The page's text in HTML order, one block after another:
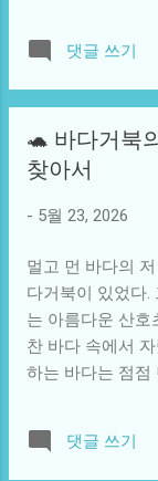
합니다. 이는 전
어 주며, 사람들
이야기는 이처럼
습니다. 현재의
해서 인기 있는
빗"에 등장하는
리즈에서의 드래
아이의 크레욜라
떠올리는 과정에
들었다. 그 순간
억들을 회상했다.
편지들이 그의 마
의미로 다가왔다.
예상치 못한 사건
열대의 물건들이
려보니, 한 어린
로 인해 사고가
만, 이런 소동으
댓글 쓰기
🐢 바다거북
찾아서
- 5월 23, 2026
멀고 먼 바다의
다거북이 있었다.
는 아름다운 산호
찬 바다 속에서
하는 바다는 점점
은 점점 황폐해지
찾기 위해 긴 여
댓글 쓰기